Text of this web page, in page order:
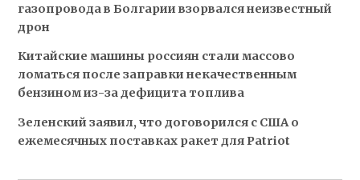
газопровода в Болгарии взорвался неизвестный
дрон
Китайские машины россиян стали массово
ломаться после заправки некачественным
бензином из-за дефицита топлива
Зеленский заявил, что договорился с США о
ежемесячных поставках ракет для Patriot